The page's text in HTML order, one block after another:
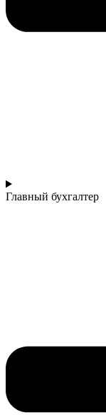
Главный бухгалтер